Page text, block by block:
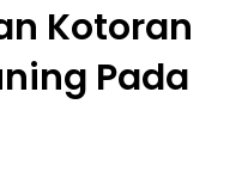
Kotoran
Pada